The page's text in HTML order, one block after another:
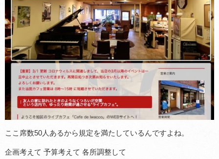
ここ席数50人あるから規定を満たしているんですよね。
企画考えて 予算考えて 各所調整して